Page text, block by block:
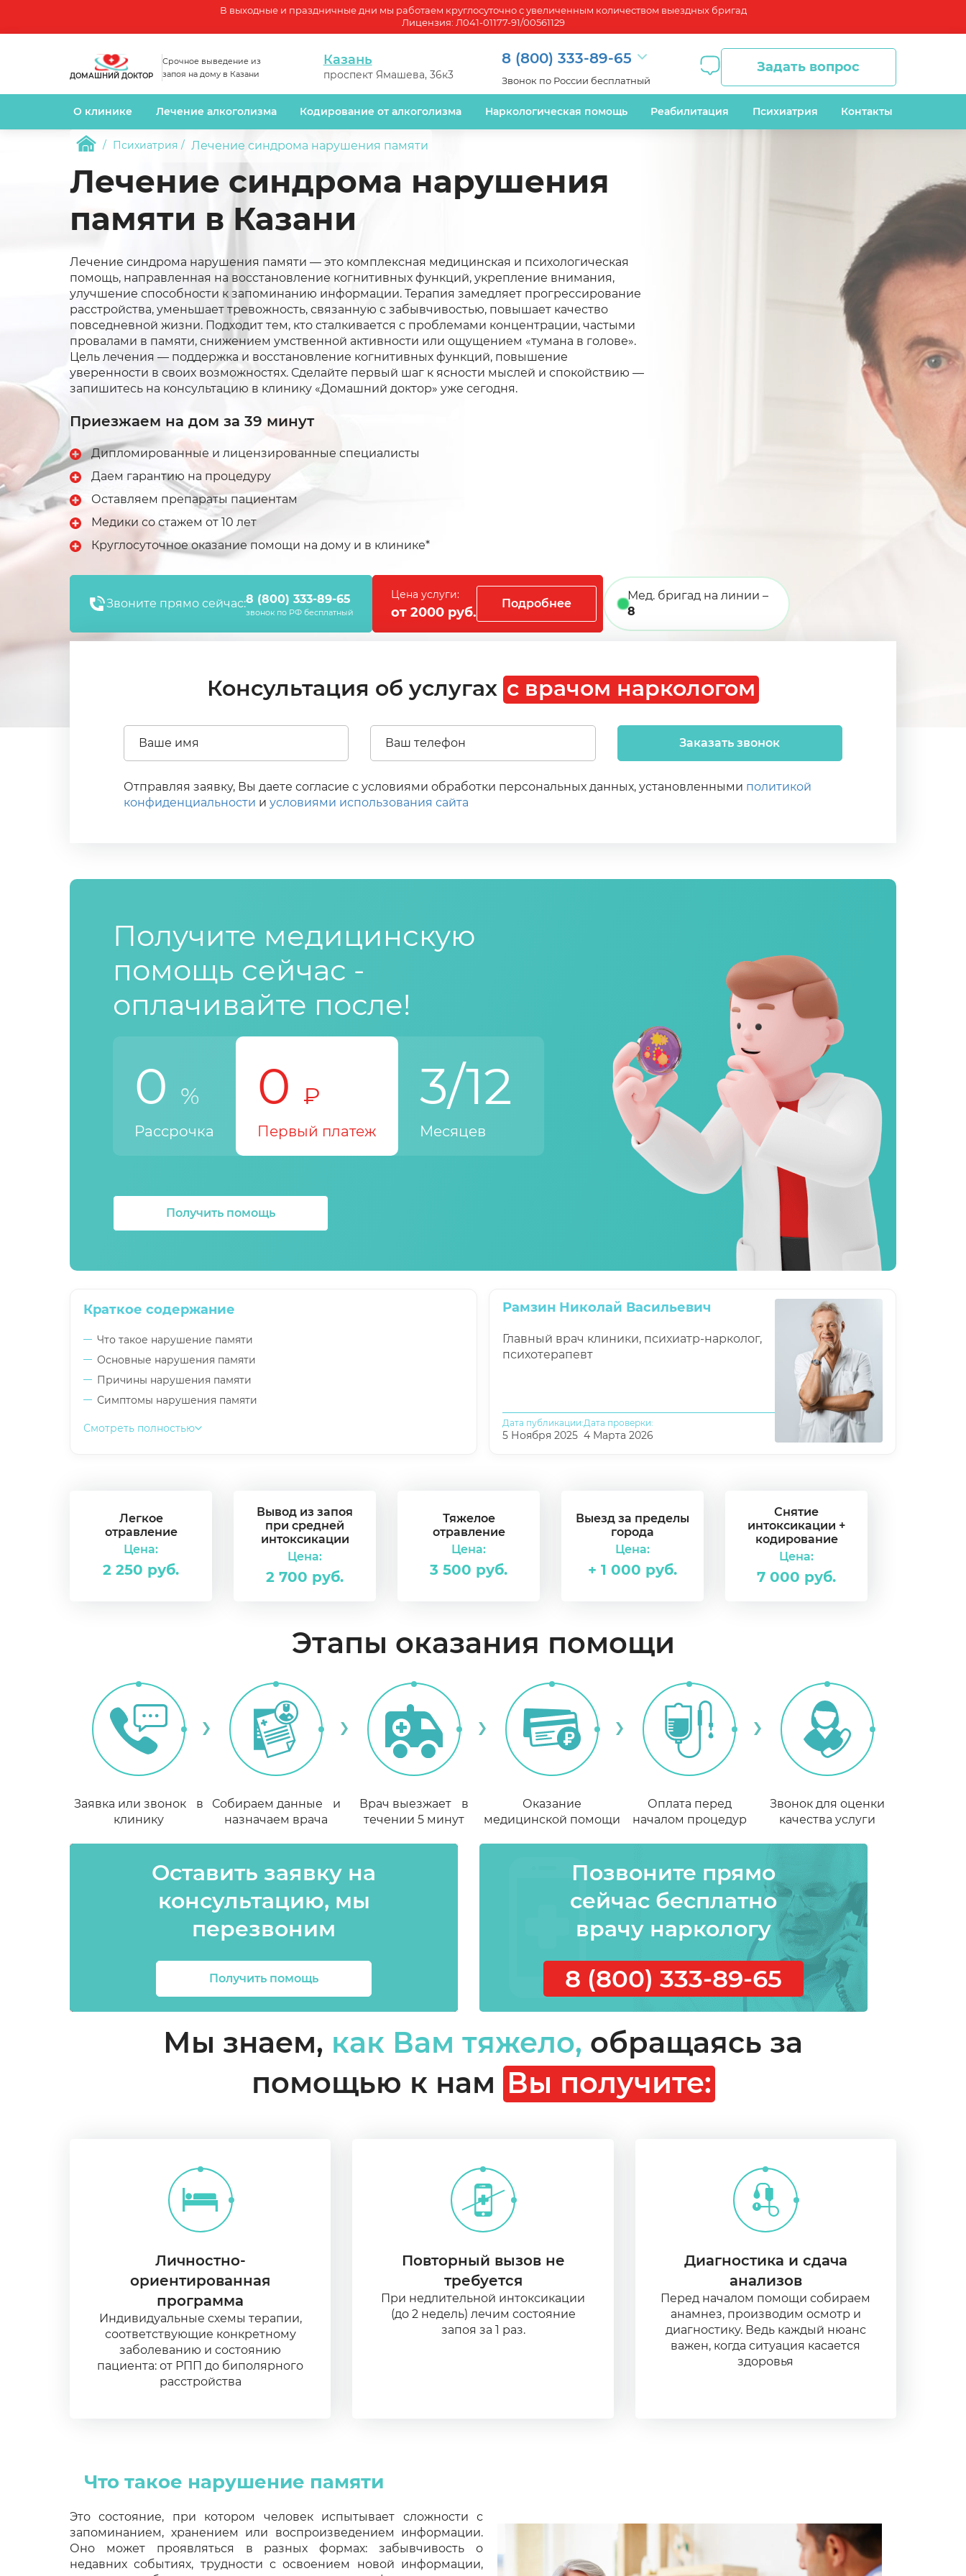
В выходные и праздничные дни мы работаем круглосуточно с увеличенным количеством выездных бригад
Лицензия: Л041-01177-91/00561129
ДОМАШНИЙ ДОКТОР
Срочное выведение из
запоя на дому в Казани
Казань
проспект Ямашева, 36к3
8 (800) 333-89-65
8 (938) 157-73-05
Звонок по России бесплатный
Задать вопрос
О клинике Лечение алкоголизма Кодирование от алкоголизма Наркологическая помощь Реабилитация Психиатрия Контакты
Психиатрия Лечение синдрома нарушения памяти
Лечение синдрома нарушения
памяти в Казани
Лечение синдрома нарушения памяти — это комплексная медицинская и психологическая
помощь, направленная на восстановление когнитивных функций, укрепление внимания,
улучшение способности к запоминанию информации. Терапия замедляет прогрессирование
расстройства, уменьшает тревожность, связанную с забывчивостью, повышает качество
повседневной жизни. Подходит тем, кто сталкивается с проблемами концентрации, частыми
провалами в памяти, снижением умственной активности или ощущением «тумана в голове».
Цель лечения — поддержка и восстановление когнитивных функций, повышение
уверенности в своих возможностях. Сделайте первый шаг к ясности мыслей и спокойствию —
запишитесь на консультацию в клинику «Домашний доктор» уже сегодня.
Приезжаем на дом за 39 минут
Дипломированные и лицензированные специалисты
Даем гарантию на процедуру
Оставляем препараты пациентам
Медики со стажем от 10 лет
Круглосуточное оказание помощи на дому и в клинике*
Звоните прямо сейчас:8 (800) 333-89-65
звонок по РФ бесплатный
Цена услуги:
от 2000 руб.
Подробнее
Мед. бригад на линии –
8
Консультация об услугах с врачом наркологом
Заказать звонок
Отправляя заявку, Вы даете согласие с условиями обработки персональных данных, установленными политикой
конфиденциальности и условиями использования сайта
Получите медицинскую
помощь сейчас -
оплачивайте после!
0 %
Рассрочка
0 ₽
Первый платеж
3/12
Месяцев
Получить помощь
Краткое содержание
Что такое нарушение памяти
Основные нарушения памяти
Причины нарушения памяти
Симптомы нарушения памяти
Смотреть полностью
Рамзин Николай Васильевич
Главный врач клиники, психиатр-нарколог,
психотерапевт
Дата публикации:
5 Ноября 2025
Дата проверки:
4 Марта 2026
Легкое
отравление
Цена:
2 250 руб.
Вывод из запоя
при средней
интоксикации
Цена:
2 700 руб.
Тяжелое
отравление
Цена:
3 500 руб.
Выезд за пределы
города
Цена:
+ 1 000 руб.
Снятие
интоксикации +
кодирование
Цена:
7 000 руб.
Этапы оказания помощи
Заявка или звонок в
клинику
Собираем данные и
назначаем врача
Врач выезжает в
течении 5 минут
Оказание
медицинской помощи
Оплата перед
началом процедур
Звонок для оценки
качества услуги
Оставить заявку на
консультацию, мы
перезвоним
Получить помощь
Позвоните прямо
сейчас бесплатно
врачу наркологу
8 (800) 333-89-65
Мы знаем, как Вам тяжело, обращаясь за
помощью к нам Вы получите:
Личностно-
ориентированная
программа
Индивидуальные схемы терапии,
соответствующие конкретному
заболеванию и состоянию
пациента: от РПП до биполярного
расстройства
Повторный вызов не
требуется
При недлительной интоксикации
(до 2 недель) лечим состояние
запоя за 1 раз.
Диагностика и сдача
анализов
Перед началом помощи собираем
анамнез, производим осмотр и
диагностику. Ведь каждый нюанс
важен, когда ситуация касается
здоровья
Что такое нарушение памяти
Это состояние, при котором человек испытывает сложности с
запоминанием, хранением или воспроизведением информации.
Оно может проявляться в разных формах: забывчивость о
недавних событиях, трудности с освоением новой информации,